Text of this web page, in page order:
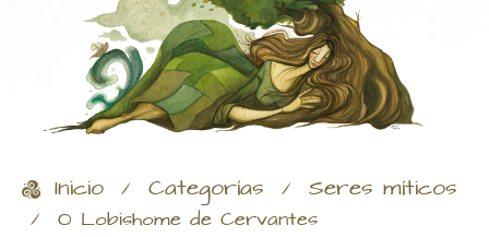
Inicio / Categorías / Seres míticos
/ O Lobishome de Cervantes